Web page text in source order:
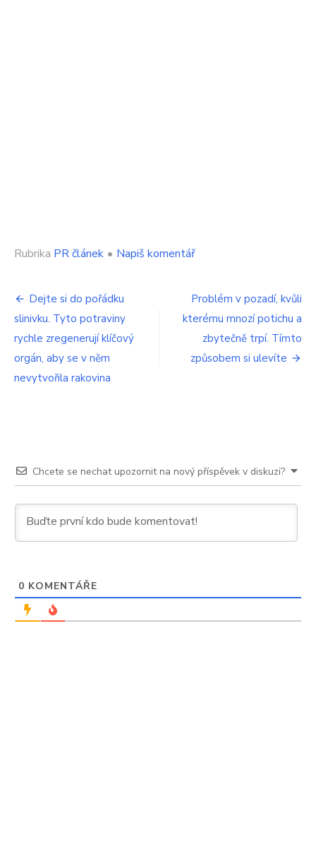
Rubrika PR článek • Napiš komentářon
Mikrobiom
má
pro
zdraví
zásadní
význam
Navigace
pro
příspěvek
Dejte si do pořádku
slinivku. Tyto potraviny
rychle zregenerují klíčový
orgán, aby se v něm
nevytvořila rakovina
Problém v pozadí, kvůli
kterému mnozí potichu a
zbytečně trpí. Tímto
způsobem si ulevíte
Chcete se nechat upozornit na nový příspěvek v diskuzi?
0 KOMENTÁŘE